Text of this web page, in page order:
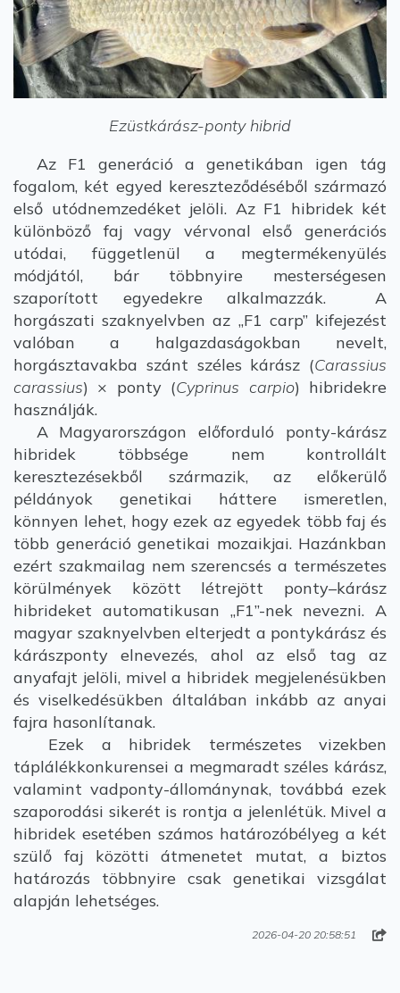
Ezüstkárász-ponty hibrid
Az F1 generáció a genetikában igen tág
fogalom, két egyed kereszteződéséből származó
első utódnemzedéket jelöli. Az F1 hibridek két
különböző faj vagy vérvonal első generációs
utódai, függetlenül a megtermékenyülés
módjától, bár többnyire mesterségesen
szaporított egyedekre alkalmazzák. A
horgászati szaknyelvben az „F1 carp” kifejezést
valóban a halgazdaságokban nevelt,
horgásztavakba szánt széles kárász (Carassius
carassius) × ponty (Cyprinus carpio) hibridekre
használják.
A Magyarországon előforduló ponty-kárász
hibridek többsége nem kontrollált
keresztezésekből származik, az előkerülő
példányok genetikai háttere ismeretlen,
könnyen lehet, hogy ezek az egyedek több faj és
több generáció genetikai mozaikjai. Hazánkban
ezért szakmailag nem szerencsés a természetes
körülmények között létrejött ponty–kárász
hibrideket automatikusan „F1”-nek nevezni. A
magyar szaknyelvben elterjedt a pontykárász és
kárászponty elnevezés, ahol az első tag az
anyafajt jelöli, mivel a hibridek megjelenésükben
és viselkedésükben általában inkább az anyai
fajra hasonlítanak.
Ezek a hibridek természetes vizekben
táplálékkonkurensei a megmaradt széles kárász,
valamint vadponty-állománynak, továbbá ezek
szaporodási sikerét is rontja a jelenlétük. Mivel a
hibridek esetében számos határozóbélyeg a két
szülő faj közötti átmenetet mutat, a biztos
határozás többnyire csak genetikai vizsgálat
alapján lehetséges.
2026-04-20 20:58:51